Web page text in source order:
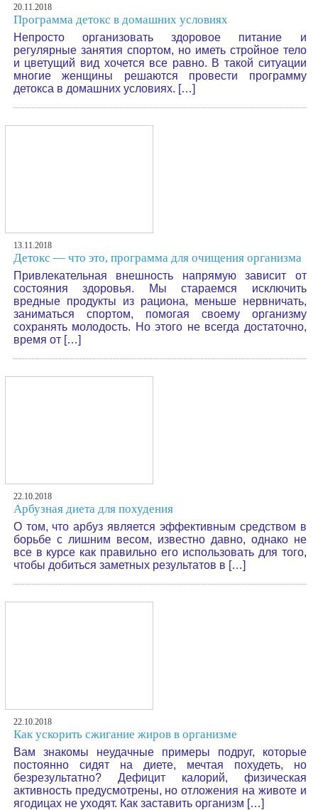
20.11.2018
Программа детокс в домашних условиях
Непросто организовать здоровое питание и
регулярные занятия спортом, но иметь стройное тело
и цветущий вид хочется все равно. В такой ситуации
многие женщины решаются провести программу
детокса в домашних условиях. […]
13.11.2018
Детокс — что это, программа для очищения организма
Привлекательная внешность напрямую зависит от
состояния здоровья. Мы стараемся исключить
вредные продукты из рациона, меньше нервничать,
заниматься спортом, помогая своему организму
сохранять молодость. Но этого не всегда достаточно,
время от […]
22.10.2018
Арбузная диета для похудения
О том, что арбуз является эффективным средством в
борьбе с лишним весом, известно давно, однако не
все в курсе как правильно его использовать для того,
чтобы добиться заметных результатов в […]
22.10.2018
Как ускорить сжигание жиров в организме
Вам знакомы неудачные примеры подруг, которые
постоянно сидят на диете, мечтая похудеть, но
безрезультатно? Дефицит калорий, физическая
активность предусмотрены, но отложения на животе и
ягодицах не уходят. Как заставить организм […]